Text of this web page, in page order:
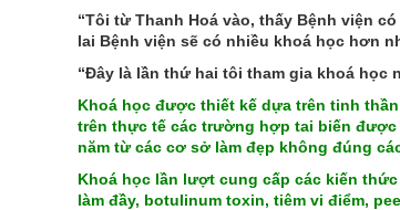
“Tôi từ Thanh Hoá vào, thấy Bệnh viện
lai Bệnh viện sẽ có nhiều khoá học hơn
“Đây là lần thứ hai tôi tham gia khoá học
Khoá học được thiết kế dựa trên tinh
trên thực tế các trường hợp tai biến được
năm từ các cơ sở làm đẹp không đúng
Khoá học lần lượt cung cấp các kiến
làm đầy, botulinum toxin, tiêm vi điểm,